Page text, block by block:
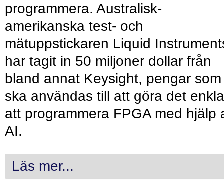
programmera. Australisk-
amerikanska test- och
mätuppstickaren Liquid
har tagit in 50 miljoner dollar från
bland annat Keysight, pengar som
ska användas till att göra det
att programmera FPGA med hjälp
AI.
Läs mer...